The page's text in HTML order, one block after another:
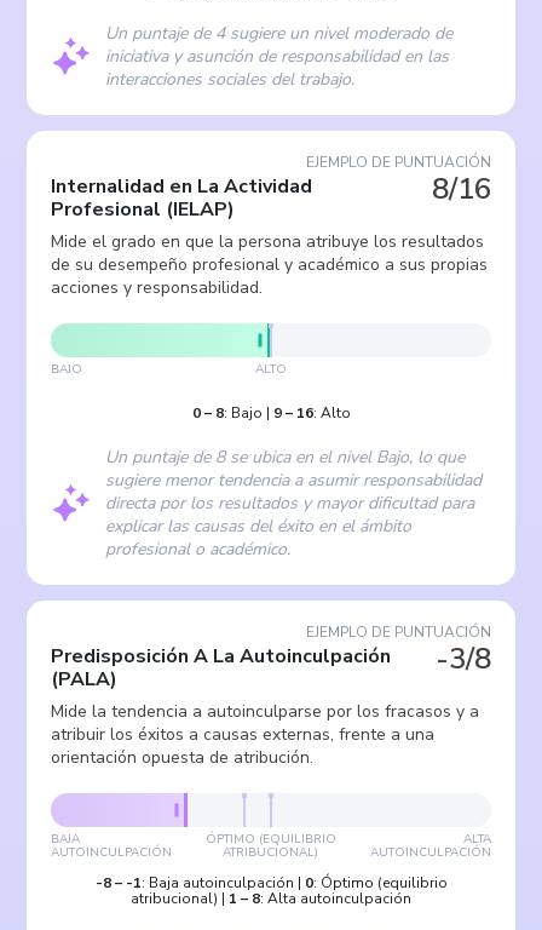
Un puntaje de 4 sugiere un nivel moderado de
iniciativa y asunción de responsabilidad en las
interacciones sociales del trabajo.
EJEMPLO DE PUNTUACIÓN
8/16
Internalidad en La Actividad
Profesional (IELAP)
Mide el grado en que la persona atribuye los resultados
de su desempeño profesional y académico a sus propias
acciones y responsabilidad.
BAJO ALTO
0– 8: Bajo | 9– 16: Alto
Un puntaje de 8 se ubica en el nivel Bajo, lo que
sugiere menor tendencia a asumir responsabilidad
directa por los resultados y mayor dificultad para
explicar las causas del éxito en el ámbito
profesional o académico.
EJEMPLO DE PUNTUACIÓN
-3/8
Predisposición A La Autoinculpación
(PALA)
Mide la tendencia a autoinculparse por los fracasos y a
atribuir los éxitos a causas externas, frente a una
orientación opuesta de atribución.
BAJA
AUTOINCULPACIÓN
ÓPTIMO (EQUILIBRIO
ATRIBUCIONAL)
ALTA
AUTOINCULPACIÓN
-8– -1: Baja autoinculpación | 0: Óptimo (equilibrio
atribucional) | 1 – 8: Alta autoinculpación